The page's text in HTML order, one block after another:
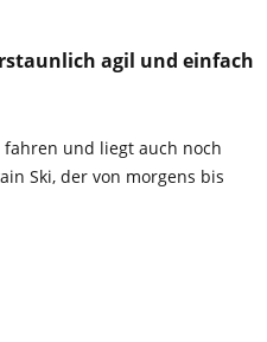
agil und einfach
und liegt auch noch
Ski, der von morgens bis